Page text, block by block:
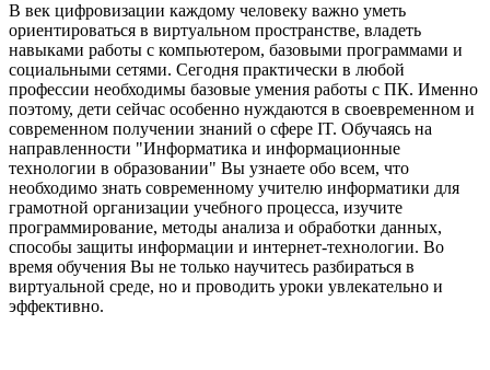
В век цифровизации каждому человеку важно уметь
ориентироваться в виртуальном пространстве, владеть
навыками работы с компьютером, базовыми программами и
социальными сетями. Сегодня практически в любой
профессии необходимы базовые умения работы с ПК. Именно
поэтому, дети сейчас особенно нуждаются в своевременном и
современном получении знаний о сфере IT. Обучаясь на
направленности "Информатика и информационные
технологии в образовании" Вы узнаете обо всем, что
необходимо знать современному учителю информатики для
грамотной организации учебного процесса, изучите
программирование, методы анализа и обработки данных,
способы защиты информации и интернет-технологии. Во
время обучения Вы не только научитесь разбираться в
виртуальной среде, но и проводить уроки увлекательно и
эффективно.